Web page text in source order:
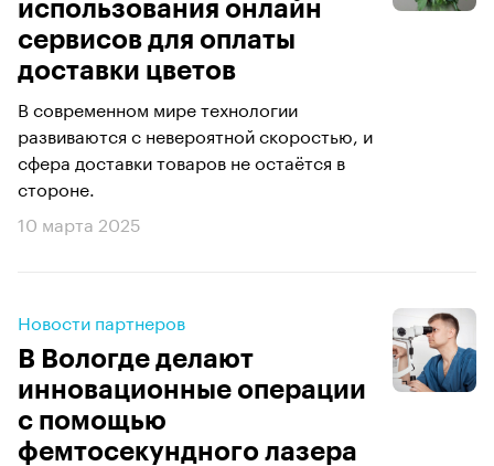
использования онлайн
сервисов для оплаты
доставки цветов
В современном мире технологии
развиваются с невероятной скоростью, и
сфера доставки товаров не остаётся в
стороне.
10 марта 2025
Новости партнеров
В Вологде делают
инновационные операции
с помощью
фемтосекундного лазера